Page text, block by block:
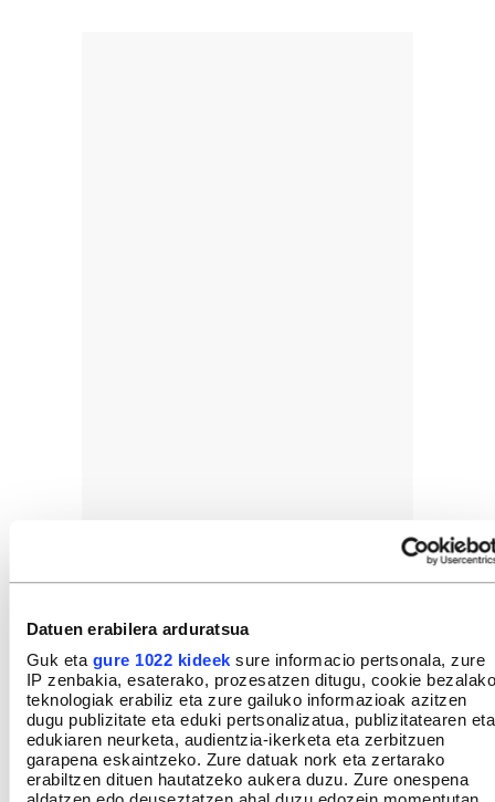
Datuen erabilera arduratsua
Guk eta gure 1022 kideek sure informacio pertsonala, zure
IP zenbakia, esaterako, prozesatzen ditugu, cookie bezalako
teknologiak erabiliz eta zure gailuko informazioak azitzen
dugu publizitate eta eduki pertsonalizatua, publizitatearen eta
edukiaren neurketa, audientzia-ikerketa eta zerbitzuen
garapena eskaintzeko. Zure datuak nork eta zertarako
erabiltzen dituen hautatzeko aukera duzu. Zure onespena